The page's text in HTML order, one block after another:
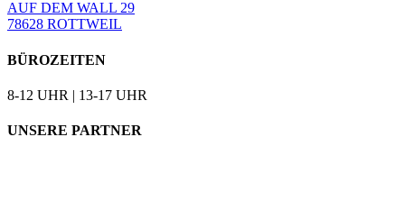
AUF DEM WALL 29
78628 ROTTWEIL
BÜROZEITEN
8-12 UHR | 13-17 UHR
UNSERE PARTNER